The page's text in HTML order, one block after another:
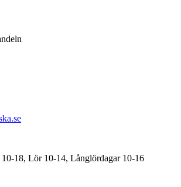
18, Lör 10-14, Långlördagar 10-16